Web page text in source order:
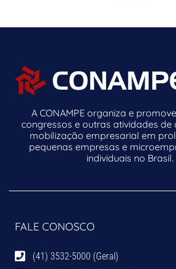
A CONAMPE organiza e
congressos e outras atividades de
mobilização empresarial em
pequenas empresas e
individuais no Brasil.
FALE CONOSCO
(41) 3532-5000 (Geral)